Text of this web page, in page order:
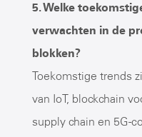
5. Welke
verwachten in de
blokken?
Toekomstige trends
van IoT, blockchain
supply chain en 5G-